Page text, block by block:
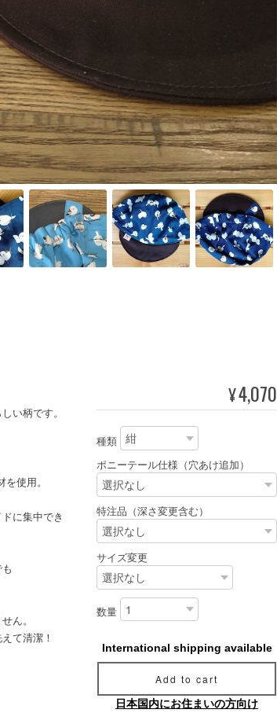
い柄です。
使用。
に集中でき
ん。
て清潔！
¥4,070
種類
ポニーテール仕様（穴あけ追加）
特注品（深さ変更含む）
サイズ変更
数量
International shipping available
Add to cart
日本国内にお住まいの方向け